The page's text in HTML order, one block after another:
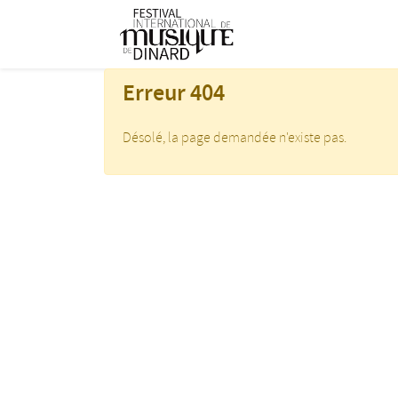
Festival international de musique de
Erreur 404
Désolé, la page demandée n'existe pas.